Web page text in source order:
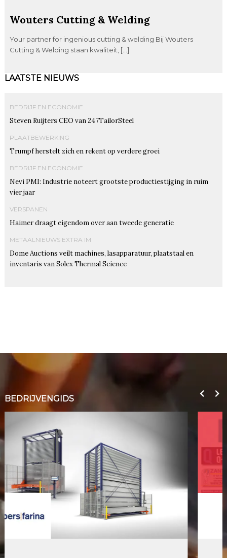
Wouters Cutting & Welding
Your partner for ingenious cutting & welding Bij Wouters
Cutting & Welding staan kwaliteit, […]
LAATSTE NIEUWS
BEDRIJF EN ECONOMIE
Steven Ruijters CEO van 247TailorSteel
PLAATBEWERKING
Trumpf herstelt zich en rekent op verdere groei
BEDRIJF EN ECONOMIE
Nevi PMI: Industrie noteert grootste productiestijging in ruim
vier jaar
VERSPANEN
Haimer draagt eigendom over aan tweede generatie
METAALNIEUWS EXTRA IM
Dome Auctions veilt machines, lasapparatuur, plaatstaal en
inventaris van Solex Thermal Science
BEDRIJVENGIDS